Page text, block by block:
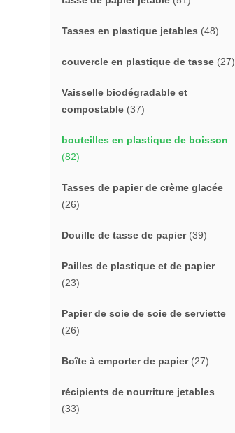
Tasses en plastique jetables (48)
couvercle en plastique de tasse (27)
Vaisselle biodégradable et
compostable (37)
bouteilles en plastique de boisson
(82)
Tasses de papier de crème glacée
(26)
Douille de tasse de papier(39)
Pailles de plastique et de papier
(23)
Papier de soie de soie de serviette
(26)
Boîte à emporter de papier(27)
récipients de nourriture jetables
(33)